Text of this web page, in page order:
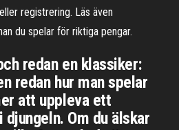
registrering. Läs även
du spelar för riktiga pengar.
redan en klassiker:
redan hur man spelar
att uppleva ett
Om du älskar